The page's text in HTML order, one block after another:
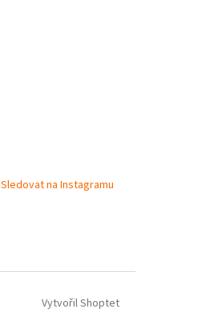
Sledovat na Instagramu
Vytvořil Shoptet